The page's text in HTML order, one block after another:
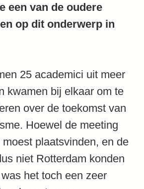
een van de oudere
op dit onderwerp in
25 academici uit meer
kwamen bij elkaar om te
over de toekomst van
Hoewel de meeting
plaatsvinden, en de
niet Rotterdam konden
het toch een zeer